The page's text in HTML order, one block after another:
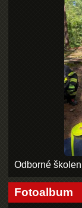
Odborné
Fotoalbum